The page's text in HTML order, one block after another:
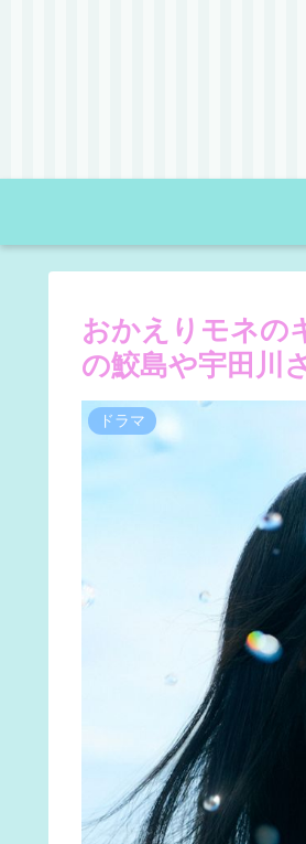
おかえりモネの
の鮫島や宇田川
ドラマ